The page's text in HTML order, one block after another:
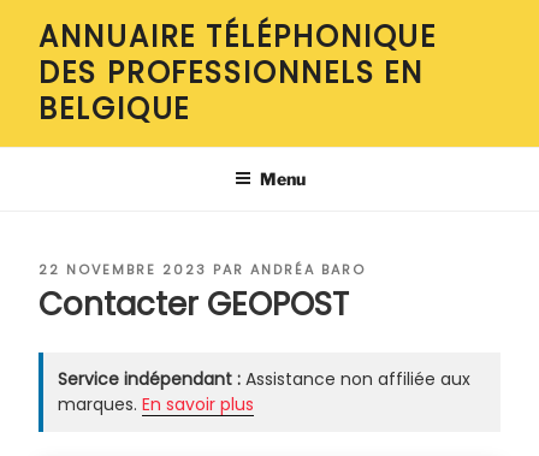
contenu
principal
ANNUAIRE TÉLÉPHONIQUE
DES PROFESSIONNELS EN
BELGIQUE
Menu
PUBLIÉ
LE
22 NOVEMBRE 2023 PAR ANDRÉA BARO
Contacter GEOPOST
Service indépendant : Assistance non affiliée aux
marques. En savoir plus